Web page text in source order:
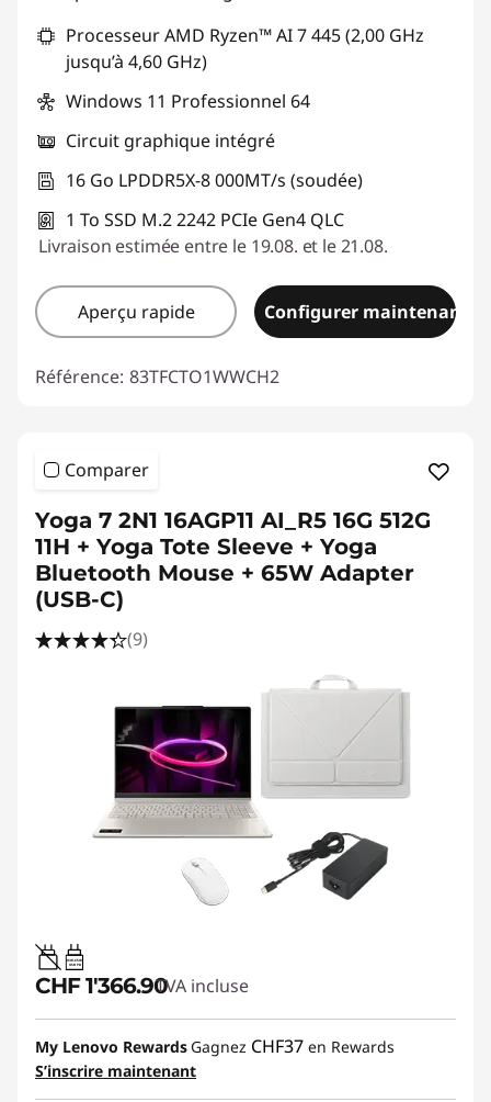
Processeur AMD Ryzen™ AI 7 445 (2,00 GHz
jusqu’à 4,60 GHz)
Windows 11 Professionnel 64
Circuit graphique intégré
16 Go LPDDR5X-8 000MT/s (soudée)
1 To SSD M.2 2242 PCIe Gen4 QLC
Livraison estimée entre le 19.08. et le 21.08.
Aperçu rapide Configurer maintenant
Référence: 83TFCTO1WWCH2
Comparer
Yoga 7 2N1 16AGP11 AI_R5 16G 512G
11H + Yoga Tote Sleeve + Yoga
Bluetooth Mouse + 65W Adapter
(USB-C)
(9)
45W-65W
USB PD
CHF 1'366.90TVA incluse
My Lenovo Rewards Gagnez CHF37 en Rewards
S’inscrire maintenant